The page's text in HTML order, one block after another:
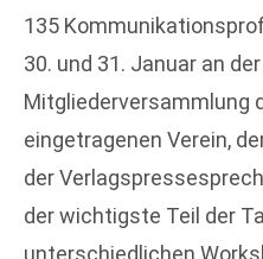
135
30. und 31. Januar an
Mitgliederversammlung
eingetragenen Verein,
der
der wichtigste Teil der
unterschiedlichen